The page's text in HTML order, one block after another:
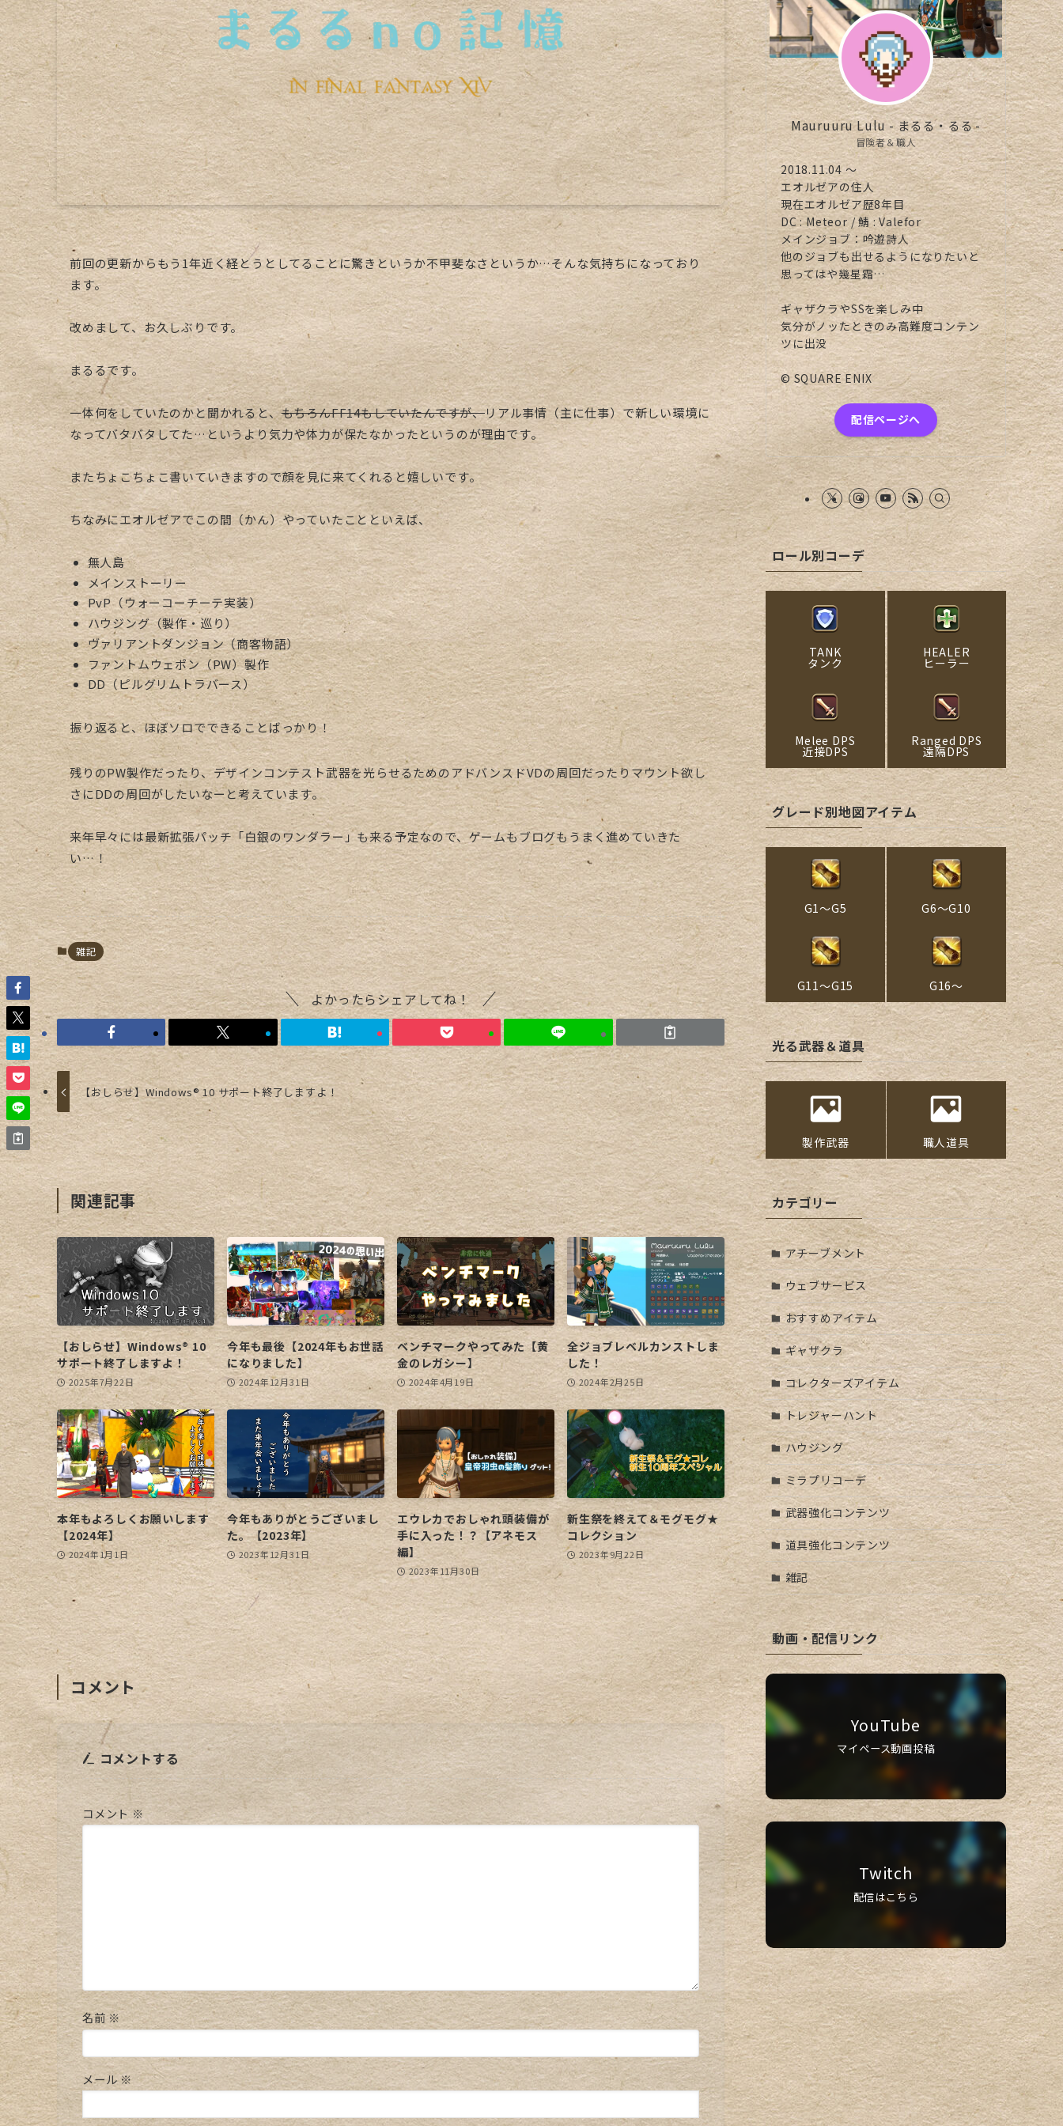
前回の更新からもう1年近く経とうとしてることに驚きというか不甲斐なさというか…そんな気持ちになっており
ます。
改めまして、お久しぶりです。
まるるです。
一体何をしていたのかと聞かれると、もちろんFF14もしていたんですが、リアル事情（主に仕事）で新しい環境に
なってバタバタしてた…というより気力や体力が保たなかったというのが理由です。
またちょこちょこ書いていきますので顔を見に来てくれると嬉しいです。
ちなみにエオルゼアでこの間（かん）やっていたことといえば、
無人島
メインストーリー
PvP（ウォーコーチーテ実装）
ハウジング（製作・巡り）
ヴァリアントダンジョン（商客物語）
ファントムウェポン（PW）製作
DD（ピルグリムトラバース）
振り返ると、ほぼソロでできることばっかり！
残りのPW製作だったり、デザインコンテスト武器を光らせるためのアドバンスドVDの周回だったりマウント欲し
さにDDの周回がしたいなーと考えています。
来年早々には最新拡張パッチ「白銀のワンダラー」も来る予定なので、ゲームもブログもうまく進めていきた
い…！
雑記
よかったらシェアしてね！
【おしらせ】Windows® 10 サポート終了しますよ！
関連記事
【おしらせ】Windows® 10
サポート終了しますよ！
2025年7月22日
今年も最後【2024年もお世話
になりました】
2024年12月31日
ベンチマークやってみた【黄
金のレガシー】
2024年4月19日
全ジョブレベルカンストしま
した！
2024年2月25日
本年もよろしくお願いします
【2024年】
2024年1月1日
今年もありがとうございまし
た。【2023年】
2023年12月31日
エウレカでおしゃれ頭装備が
手に入った！？【アネモス
編】
2023年11月30日
新生祭を終えて＆モグモグ★
コレクション
2023年9月22日
コメント
コメントする
コメント※
名前※
メール※
Mauruuru Lulu - まるる・るる -
冒険者＆職人
2018.11.04 ～
エオルゼアの住人
現在エオルゼア歴8年目
DC : Meteor / 鯖 : Valefor
メインジョブ：吟遊詩人
他のジョブも出せるようになりたいと
思ってはや幾星霜…
ギャザクラやSSを楽しみ中
気分がノッたときのみ高難度コンテン
ツに出没
© SQUARE ENIX
配信ページへ
ロール別コーデ
TANK
タンク
HEALER
ヒーラー
Melee DPS
近接DPS
Ranged DPS
遠隔DPS
グレード別地図アイテム
G1～G5 G6～G10
G11～G15 G16～
光る武器＆道具
製作武器 職人道具
カテゴリー
アチーブメント
ウェブサービス
おすすめアイテム
ギャザクラ
コレクターズアイテム
トレジャーハント
ハウジング
ミラプリコーデ
武器強化コンテンツ
道具強化コンテンツ
雑記
動画・配信リンク
YouTube
マイペース動画投稿
Twitch
配信はこちら